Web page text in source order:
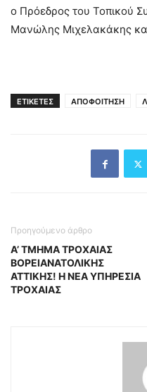
ο Πρόεδρος του Τοπικού
Μανώλης Μιχελακάκης
ΕΤΙΚΕΤΕΣ ΑΠΟΦΟΙΤΗΣΗ
Προηγούμενο άρθρο
Α’ ΤΜΗΜΑ ΤΡΟΧΑΙΑΣ
ΒΟΡΕΙΑΝΑΤΟΛΙΚΗΣ
ΑΤΤΙΚΗΣ! Η ΝΕΑ ΥΠΗΡΕΣΙΑ
ΤΡΟΧΑΙΑΣ